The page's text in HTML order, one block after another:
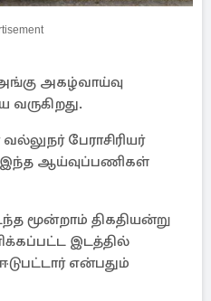
அகழ்வாய்வு
பேராசிரியர்
ஆய்வுப்பணிகள்
மூன்றாம் திகதியன்று
இடத்தில்
என்பதும்